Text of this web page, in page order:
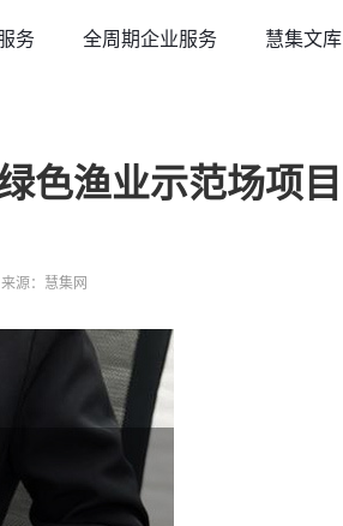
务 全周期企业服务 慧集文库
色渔业示范场项目
来源：慧集网